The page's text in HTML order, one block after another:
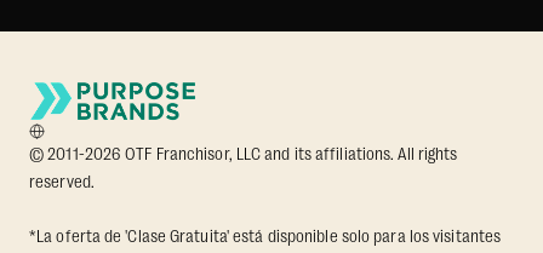
© 2011-2026 OTF Franchisor, LLC and its affiliations. All rights
reserved.
*La oferta de 'Clase Gratuita' está disponible solo para los visitantes